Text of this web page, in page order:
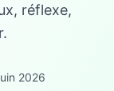
réflexe,
2026